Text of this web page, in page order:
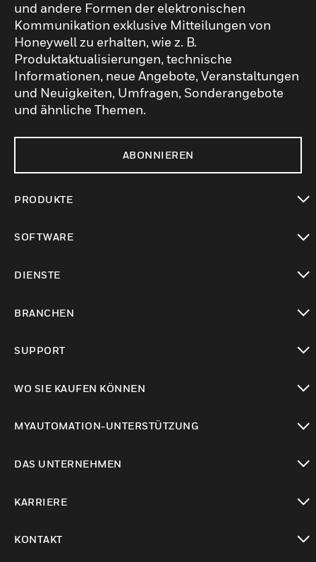
und andere Formen der elektronischen
Kommunikation exklusive Mitteilungen von
Honeywell zu erhalten, wie z. B.
Produktaktualisierungen, technische
Informationen, neue Angebote, Veranstaltungen
und Neuigkeiten, Umfragen, Sonderangebote
und ähnliche Themen.
ABONNIEREN
PRODUKTE
SOFTWARE
DIENSTE
BRANCHEN
SUPPORT
WO SIE KAUFEN KÖNNEN
MYAUTOMATION-UNTERSTÜTZUNG
DAS UNTERNEHMEN
KARRIERE
KONTAKT